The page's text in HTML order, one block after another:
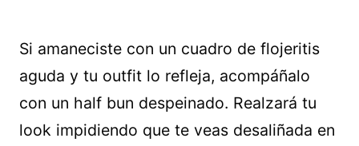
Si amaneciste con un cuadro de flojeritis
aguda y tu outfit lo refleja, acompáñalo
con un half bun despeinado. Realzará tu
look impidiendo que te veas desaliñada en